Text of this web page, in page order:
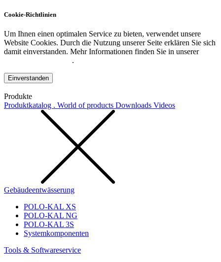
Cookie-Richtlinien
Um Ihnen einen optimalen Service zu bieten, verwendet unsere
Website Cookies. Durch die Nutzung unserer Seite erklären Sie sich
damit einverstanden. Mehr Informationen finden Sie in unserer
.
Einverstanden
Produkte
Produktkatalog . World of products Downloads Videos
Gebäudeentwässerung
POLO-KAL XS
POLO-KAL NG
POLO-KAL 3S
Systemkomponenten
Tools & Softwareservice